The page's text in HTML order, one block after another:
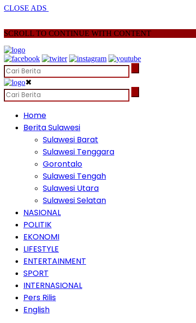
CLOSE ADS
SCROLL TO CONTINUE WITH CONTENT
✖
Home
Berita Sulawesi
Sulawesi Barat
Sulawesi Tenggara
Gorontalo
Sulawesi Tengah
Sulawesi Utara
Sulawesi Selatan
NASIONAL
POLITIK
EKONOMI
LIFESTYLE
ENTERTAINMENT
SPORT
INTERNASIONAL
Pers Rilis
English